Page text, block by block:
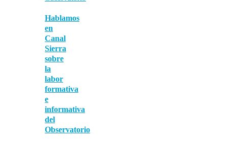
Hablamos
en
Canal
Sierra
sobre
la
labor
formativa
e
informativa
del
Observatorio